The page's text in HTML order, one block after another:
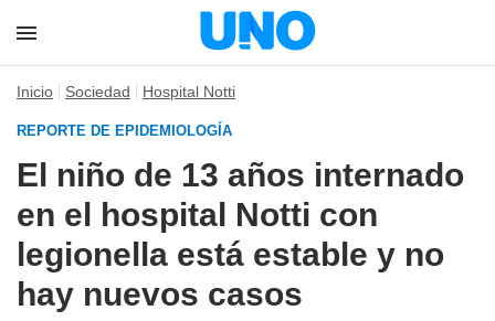
Inicio Sociedad Hospital Notti
REPORTE DE EPIDEMIOLOGÍA
El niño de 13 años internado
en el hospital Notti con
legionella está estable y no
hay nuevos casos